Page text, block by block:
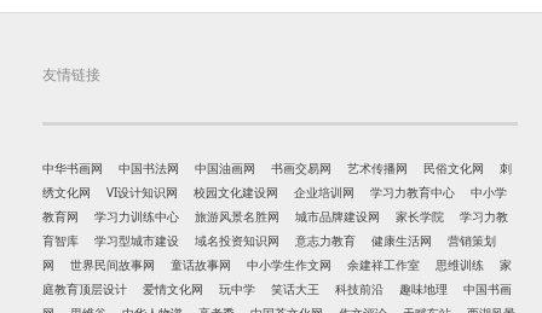
友情链接
中华书画网 中国书法网 中国油画网 书画交易网 艺术传播网 民俗文化网
刺
绣文化网
VI设计知识网 校园文化建设网 企业培训网 学习力教育中心
中小学
教育网
学习力训练中心 旅游风景名胜网 城市品牌建设网 家长学院
学习力教
育智库
学习型城市建设 域名投资知识网 意志力教育 健康生活网
营销策划
网
世界民间故事网 童话故事网 中小学生作文网 余建祥工作室 思维训练
家
庭教育顶层设计
爱情文化网 玩中学 笑话大王 科技前沿 趣味地理
中国书画